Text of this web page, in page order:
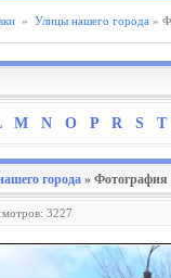
» Улицы нашего города »
M N O P R S T
города » Фотография
3227